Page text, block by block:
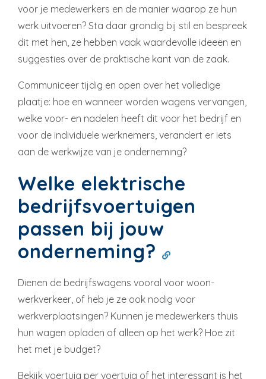
voor je medewerkers en de manier waarop ze hun
werk uitvoeren? Sta daar grondig bij stil en bespreek
dit met hen, ze hebben vaak waardevolle ideeën en
suggesties over de praktische kant van de zaak.
Communiceer tijdig en open over het volledige
plaatje: hoe en wanneer worden wagens vervangen,
welke voor- en nadelen heeft dit voor het bedrijf en
voor de individuele werknemers, verandert er iets
aan de werkwijze van je onderneming?
Welke elektrische
bedrijfsvoertuigen
passen bij jouw
onderneming?
Dienen de bedrijfswagens vooral voor woon-
werkverkeer, of heb je ze ook nodig voor
werkverplaatsingen? Kunnen je medewerkers thuis
hun wagen opladen of alleen op het werk? Hoe zit
het met je budget?
Bekijk voertuig per voertuig of het interessant is het